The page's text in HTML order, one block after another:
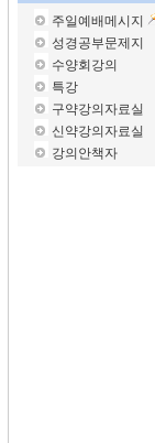
주일예배메시지
성경공부문제지
수양회강의
특강
구약강의자료실
신약강의자료실
강의안책자